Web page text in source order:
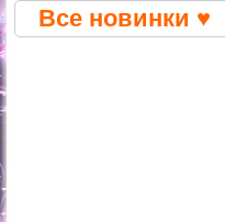
Все новинки ♥